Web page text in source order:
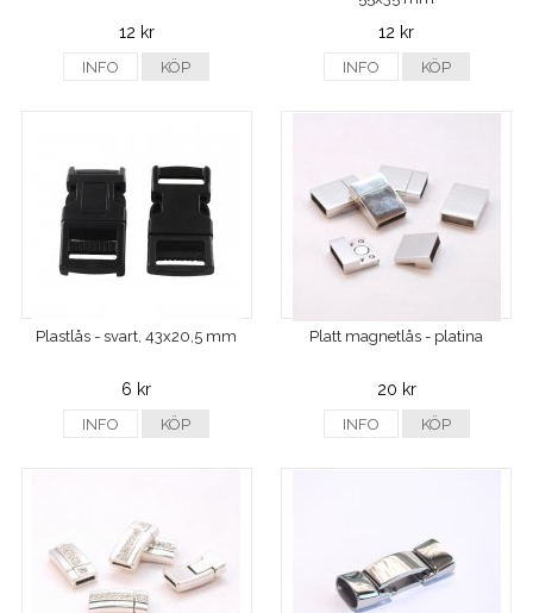
12 kr
INFO KÖP
12 kr
INFO KÖP
Plastlås - svart, 43x20,5 mm
6 kr
INFO KÖP
Platt magnetlås - platina
20 kr
INFO KÖP